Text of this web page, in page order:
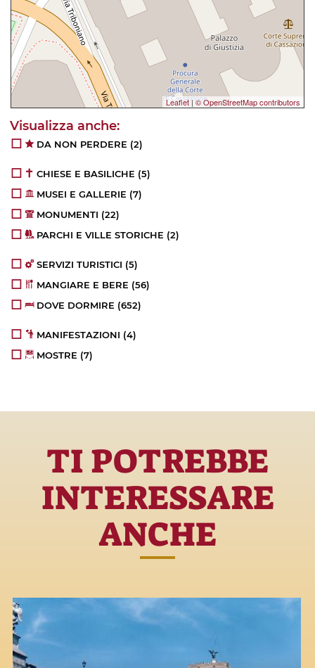
Leaflet| © OpenStreetMap contributors
DA NON PERDERE (2)
CHIESE E BASILICHE (5)
MUSEI E GALLERIE (7)
MONUMENTI (22)
PARCHI E VILLE STORICHE (2)
SERVIZI TURISTICI (5)
MANGIARE E BERE (56)
DOVE DORMIRE (652)
MANIFESTAZIONI (4)
MOSTRE (7)
TI POTREBBE
INTERESSARE
ANCHE